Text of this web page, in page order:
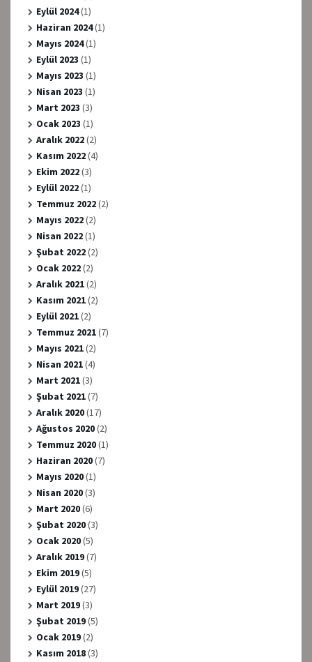
Eylül 2024(1)
Haziran 2024(1)
Mayıs 2024(1)
Eylül 2023 (1)
Mayıs 2023 (1)
Nisan 2023 (1)
Mart 2023 (3)
Ocak 2023 (1)
Aralık 2022(2)
Kasım 2022(4)
Ekim 2022(3)
Eylül 2022(1)
Temmuz 2022(2)
Mayıs 2022(2)
Nisan 2022(1)
Şubat 2022(2)
Ocak 2022(2)
Aralık 2021(2)
Kasım 2021(2)
Eylül 2021(2)
Temmuz 2021(7)
Mayıs 2021(2)
Nisan 2021(4)
Mart 2021(3)
Şubat 2021(7)
Aralık 2020(17)
Ağustos 2020(2)
Temmuz 2020(1)
Haziran 2020(7)
Mayıs 2020(1)
Nisan 2020(3)
Mart 2020(6)
Şubat 2020(3)
Ocak 2020(5)
Aralık 2019(7)
Ekim 2019(5)
Eylül 2019(27)
Mart 2019(3)
Şubat 2019(5)
Ocak 2019(2)
Kasım 2018(3)